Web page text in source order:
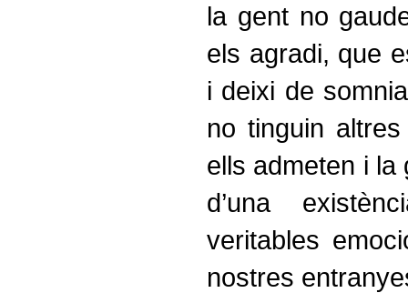
la gent no
els agradi, que
i deixi de
no tinguin
ells admeten i la
d’una
veritables
nostres